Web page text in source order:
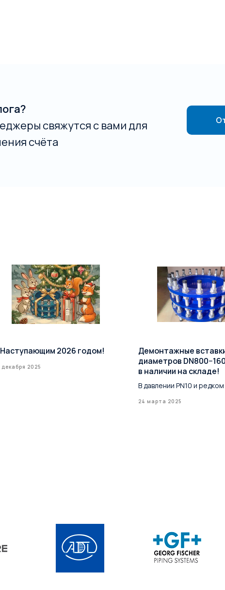
свяжутся с вами для
счёта
2026 годом!
декабря 2025
Демонтажные
диаметров
в наличии на складе!
В давлении PN10 и редком
24 марта 2025